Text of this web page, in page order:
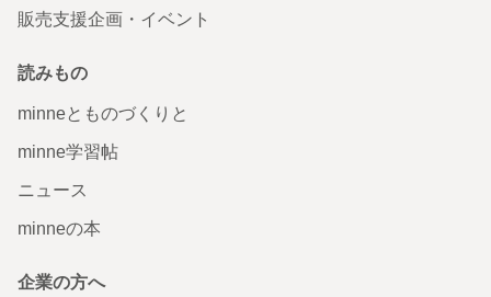
販売支援企画・イベント
読みもの
minneとものづくりと
minne学習帖
ニュース
minneの本
企業の方へ